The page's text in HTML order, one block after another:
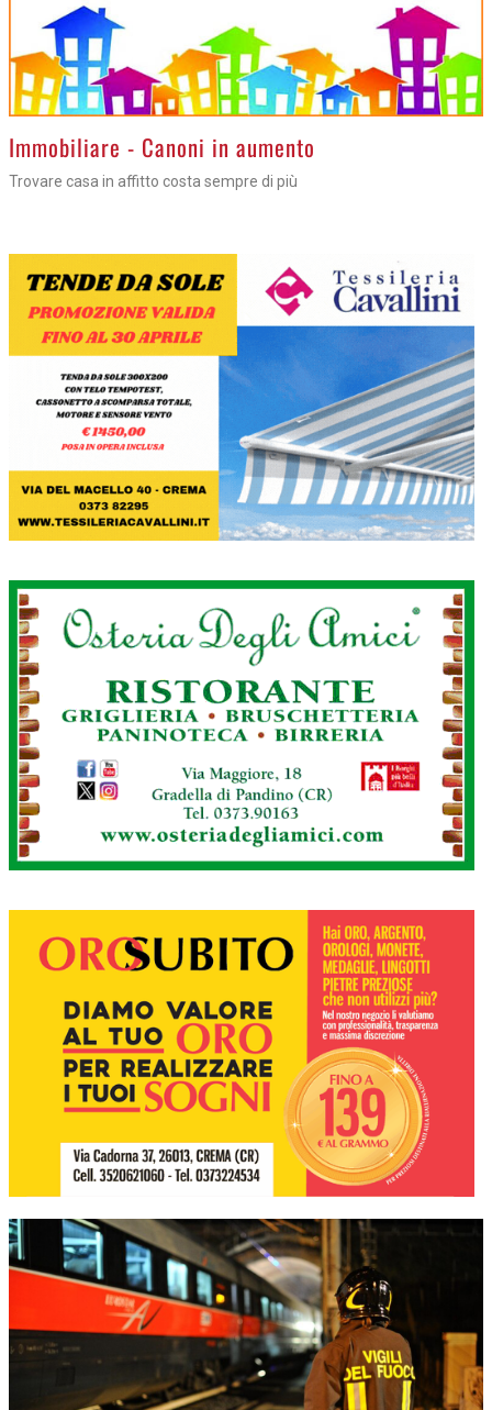
>Immobiliare - Canoni in aumento
Trovare casa in affitto costa sempre di più